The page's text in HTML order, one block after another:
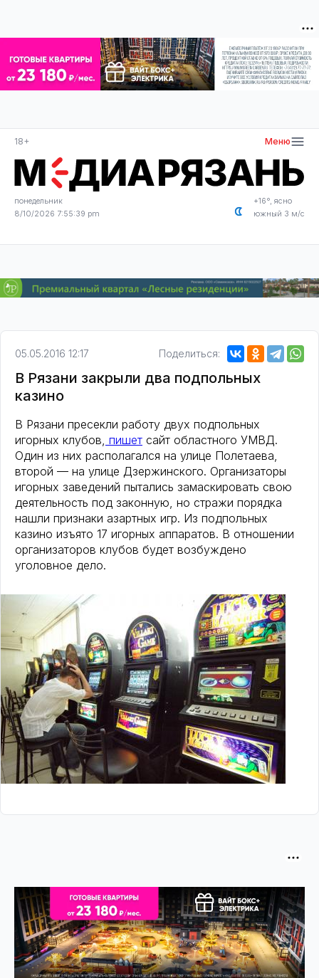
18+ Меню
понедельник
8/10/2026 7:55:39 pm
+16°, ясно
южный 3 м/с
05.05.2016 12:17 Поделиться:
В Рязани закрыли два подпольных
казино
В Рязани пресекли работу двух подпольных
игорных клубов, пишет сайт областного УМВД.
Один из них располагался на улице Полетаева,
второй — на улице Дзержинского. Организаторы
игорных заведений пытались замаскировать свою
деятельность под законную, но стражи порядка
нашли признаки азартных игр. Из подпольных
казино изъято 17 игорных аппаратов. В отношении
организаторов клубов будет возбуждено
уголовное дело.